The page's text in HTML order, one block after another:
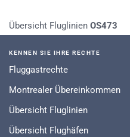
Übersicht Fluglinien OS473
KENNEN SIE IHRE RECHTE
Fluggastrechte
Montrealer Übereinkommen
Übersicht Fluglinien
Übersicht Flughäfen